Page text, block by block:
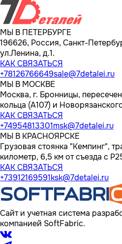
МЫ В ПЕТЕРБУРГЕ
196626, Россия, Санкт-
ул.Ленина, д.1.
КАК СВЯЗАТЬСЯ
+78126766649sale@7detalei.ru
МЫ В МОСКВЕ
Москва, г. Бронницы,
кольца (А107) и
КАК СВЯЗАТЬСЯ
+74954813301msk@7detalei.ru
МЫ В КРАСНОЯРСКЕ
Грузовая стоянка "Кемпинг",
километр, 6,5 км от съезда с
КАК СВЯЗАТЬСЯ
+73912169591ksk@7detalei.ru
Сайт и учетная система
компанией SoftFabric.